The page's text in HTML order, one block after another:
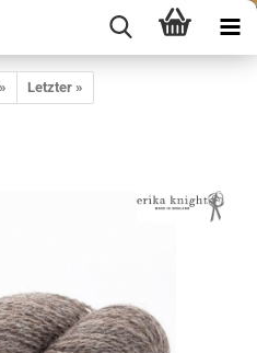
Letzter »